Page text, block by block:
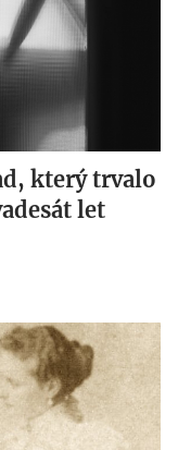
který trvalo
let